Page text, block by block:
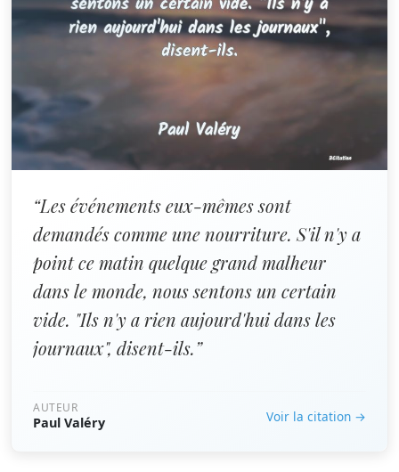
“Les événements eux-mêmes sont
demandés comme une nourriture. S'il n'y a
point ce matin quelque grand malheur
dans le monde, nous sentons un certain
vide. "Ils n'y a rien aujourd'hui dans les
journaux", disent-ils.”
AUTEUR
Paul Valéry Voir la citation →